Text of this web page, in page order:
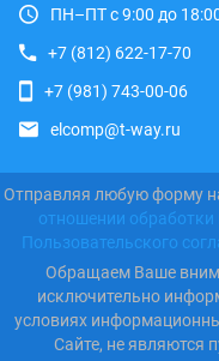
ПН–ПТ с 9:00 до
+7 (812) 622-17-70
+7 (981) 743-00-06
elcomp@t-way.ru
Отправляя любую форму
отношении
Пользовательского
Обращаем Ваше
исключительно
условиях
Сайте, не являются